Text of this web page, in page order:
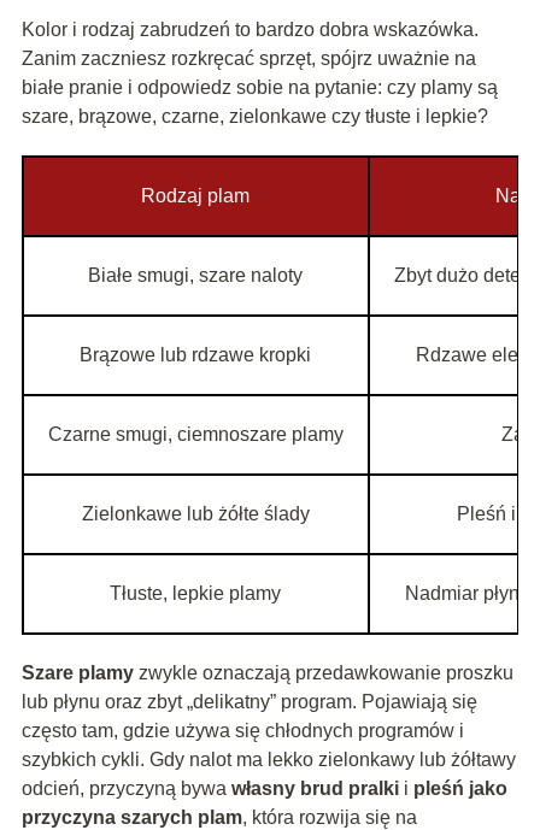
Kolor i rodzaj zabrudzeń to bardzo dobra wskazówka.
Zanim zaczniesz rozkręcać sprzęt, spójrz uważnie na
białe pranie i odpowiedz sobie na pytanie: czy plamy są
szare, brązowe, czarne, zielonkawe czy tłuste i lepkie?
Rodzaj plam
Białe smugi, szare naloty Zbyt dużo
Brązowe lub rdzawe kropki Rdzawe
Czarne smugi, ciemnoszare plamy
Zielonkawe lub żółte ślady Pleśń i
Tłuste, lepkie plamy Nadmiar płynu
Szare plamyzwykle oznaczają przedawkowanie proszku
lub płynu oraz zbyt „delikatny” program. Pojawiają się
często tam, gdzie używa się chłodnych programów i
szybkich cykli. Gdy nalot ma lekko zielonkawy lub żółtawy
odcień, przyczyną bywa własny brud pralkii pleśń jako
przyczyna szarych plam, która rozwija się na